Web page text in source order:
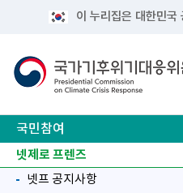
이 누리집은 대한민국
국민참여
넷제로 프렌즈
넷프 공지사항